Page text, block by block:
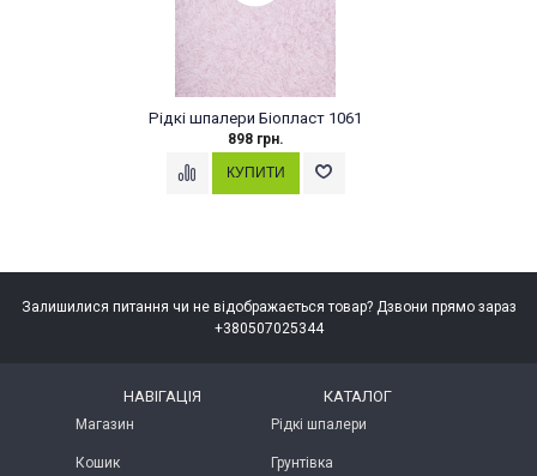
шпалери Біопласт 1061
Залишилися питання чи не відображається товар? Дзвони прямо зараз
+380507025344
НАВІГАЦІЯ
Магазин
Кошик
КАТАЛОГ
Рідкі шпалери
Грунтівка